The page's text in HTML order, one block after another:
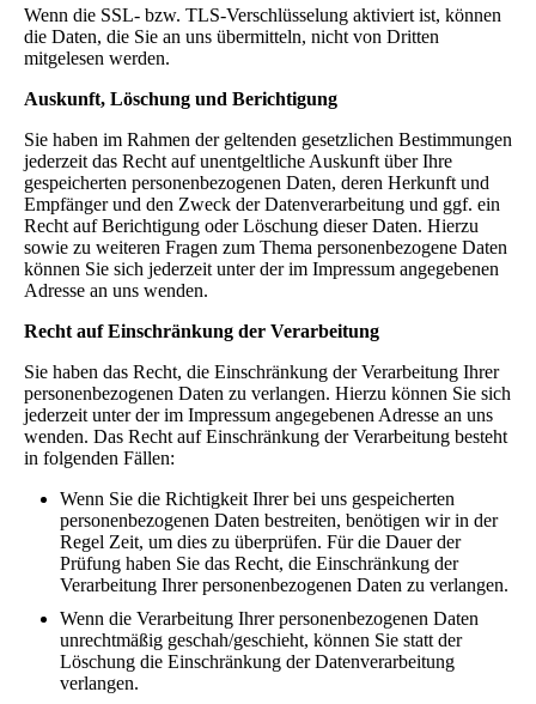
Wenn die SSL- bzw. TLS-Verschlüsselung aktiviert ist, können
die Daten, die Sie an uns übermitteln, nicht von Dritten
mitgelesen werden.
Auskunft, Löschung und Berichtigung
Sie haben im Rahmen der geltenden gesetzlichen Bestimmungen
jederzeit das Recht auf unentgeltliche Auskunft über Ihre
gespeicherten personenbezogenen Daten, deren Herkunft und
Empfänger und den Zweck der Datenverarbeitung und ggf. ein
Recht auf Berichtigung oder Löschung dieser Daten. Hierzu
sowie zu weiteren Fragen zum Thema personenbezogene Daten
können Sie sich jederzeit unter der im Impressum angegebenen
Adresse an uns wenden.
Recht auf Einschränkung der Verarbeitung
Sie haben das Recht, die Einschränkung der Verarbeitung Ihrer
personenbezogenen Daten zu verlangen. Hierzu können Sie sich
jederzeit unter der im Impressum angegebenen Adresse an uns
wenden. Das Recht auf Einschränkung der Verarbeitung besteht
in folgenden Fällen:
Wenn Sie die Richtigkeit Ihrer bei uns gespeicherten
personenbezogenen Daten bestreiten, benötigen wir in der
Regel Zeit, um dies zu überprüfen. Für die Dauer der
Prüfung haben Sie das Recht, die Einschränkung der
Verarbeitung Ihrer personenbezogenen Daten zu verlangen.
Wenn die Verarbeitung Ihrer personenbezogenen Daten
unrechtmäßig geschah/geschieht, können Sie statt der
Löschung die Einschränkung der Datenverarbeitung
verlangen.